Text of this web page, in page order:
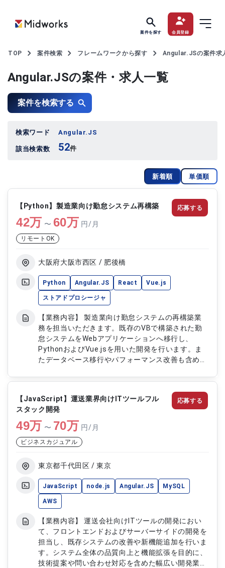
案件を探す 会員登録
TOP 案件検索 フレームワークから探す Angular.JSの案件求
Angular.JSの案件・求人一覧
案件を検索する
検索ワード Angular.JS
該当検索数 52件
新着順 単価順
【Python】製造業向け勤怠システム再構築
42万 〜 60万 円/月
リモートOK
大阪府大阪市西区 / 肥後橋
Python Angular.JS React Vue.js
ストアドプロシージャ
【業務内容】 製造業向け勤怠システムの再構築業
務を担当いただきます。既存のVBで構築された勤
怠システムをWebアプリケーションへ移行し、
PythonおよびVue.jsを用いた開発を行います。ま
たデータベース移行やパフォーマンス改善も含め、
【作業内容】 ・既存勤怠システムのWebアプリへ
の再構築対応 ・Python（Flask）およびVue.jsを用
いた開発対応 ・OracleからPostgreSQLへのデータ
ベース移行対応 ・システムのパフォーマンスチュ
ーニング対応 ・製造業向け勤怠業務要件に応じた
機能改修対応
応募する
【JavaScript】運送業界向けITツールフル
スタック開発
49万 〜 70万 円/月
ビジネスカジュアル
東京都千代田区 / 東京
JavaScript node.js Angular.JS MySQL
AWS
【業務内容】 運送会社向けITツールの開発におい
て、フロントエンドおよびサーバーサイドの開発を
担当し、既存システムの改善や新機能追加を行いま
す。システム全体の品質向上と機能拡張を目的に、
技術提案や問い合わせ対応を含めた幅広い開発業務
応募する